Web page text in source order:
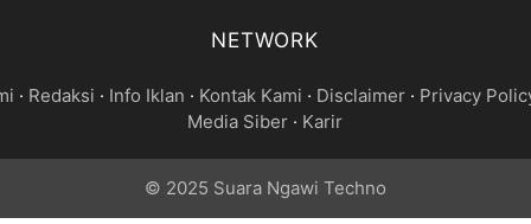
NETWORK
· Redaksi · Info Iklan · Kontak Kami · Disclaimer · Privacy
Media Siber · Karir
© 2025 Suara Ngawi Techno